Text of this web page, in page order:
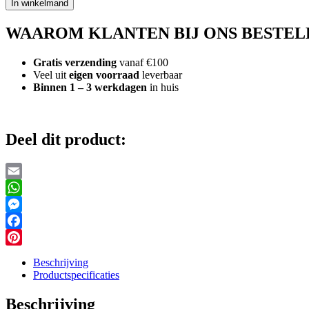
3000
Neon
In winkelmand
WAAROM KLANTEN BIJ ONS
Gratis verzending vanaf €100
Veel uit eigen voorraad leverbaar
Binnen 1 – 3 werkdagen in huis
Deel dit product:
Email
WhatsApp
Messenger
Facebook
Beschrijving
Productspecificaties
Beschrijving